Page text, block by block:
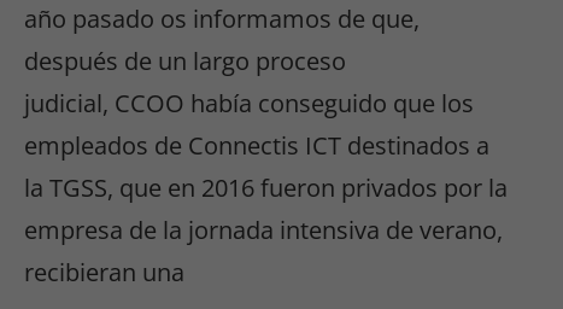
año pasado os informamos de que,
después de un largo proceso
judicial, CCOO había conseguido que los
empleados de Connectis ICT destinados a
la TGSS, que en 2016 fueron privados por la
empresa de la jornada intensiva de verano,
recibieran una